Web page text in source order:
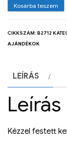
Kosárba teszem
CIKKSZÁM: B2712
AJÁNDÉKOK
LEÍRÁS
Leírás
Kézzel festett